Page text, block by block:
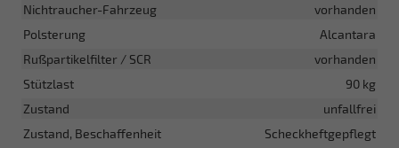
Nichtraucher-Fahrzeug
vorhanden
Polsterung
Alcantara
Rußpartikelfilter / SCR
vorhanden
Stützlast
90 kg
Zustand
unfallfrei
Zustand, Beschaffenheit
Scheckheftgepflegt